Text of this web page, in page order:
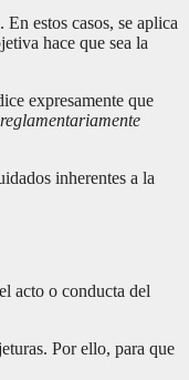
estos casos, se aplica
hace que sea la
expresamente que
inherentes a la
acto o conducta del
Por ello, para que